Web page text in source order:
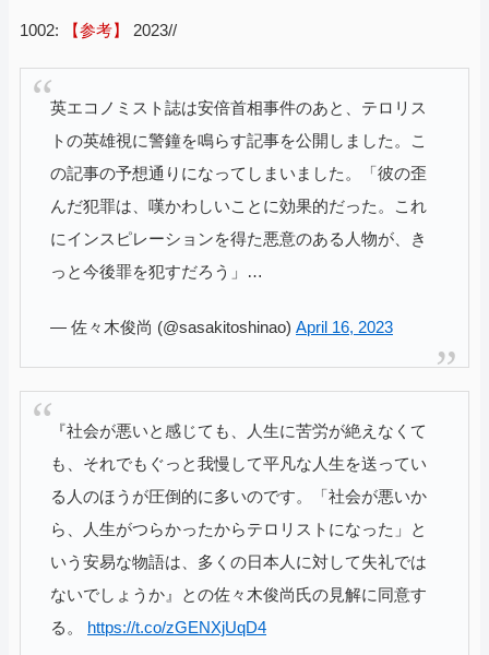
1002: 【参考】 2023//
英エコノミスト誌は安倍首相事件のあと、テロリス
トの英雄視に警鐘を鳴らす記事を公開しました。こ
の記事の予想通りになってしまいました。「彼の歪
んだ犯罪は、嘆かわしいことに効果的だった。これ
にインスピレーションを得た悪意のある人物が、き
っと今後罪を犯すだろう」…
— 佐々木俊尚 (@sasakitoshinao) April 16, 2023
『社会が悪いと感じても、人生に苦労が絶えなくて
も、それでもぐっと我慢して平凡な人生を送ってい
る人のほうが圧倒的に多いのです。「社会が悪いか
ら、人生がつらかったからテロリストになった」と
いう安易な物語は、多くの日本人に対して失礼では
ないでしょうか』との佐々木俊尚氏の見解に同意す
る。 https://t.co/zGENXjUqD4